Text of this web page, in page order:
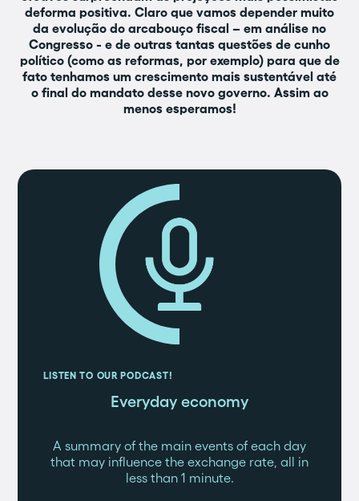
deforma positiva. Claro que vamos depender muito
da evolução do arcabouço fiscal – em análise no
Congresso - e de outras tantas questões de cunho
político (como as reformas, por exemplo) para que de
fato tenhamos um crescimento mais sustentável até
o final do mandato desse novo governo. Assim ao
menos esperamos!
LISTEN TO OUR PODCAST!
Everyday economy
A summary of the main events of each day
that may influence the exchange rate, all in
less than 1 minute.